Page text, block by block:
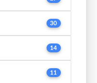
30
14
11